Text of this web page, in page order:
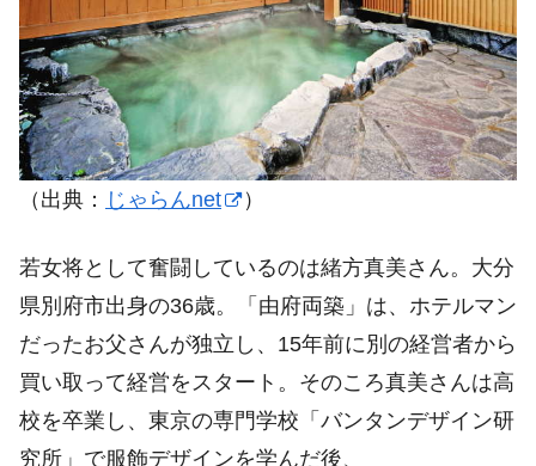
（出典： じゃらんnet ）
若女将として奮闘しているのは緒方真美さん。大分
県別府市出身の36歳。「由府両築」は、ホテルマン
だったお父さんが独立し、15年前に別の経営者から
買い取って経営をスタート。そのころ真美さんは高
校を卒業し、東京の専門学校「バンタンデザイン研
究所」で服飾デザインを学んだ後、